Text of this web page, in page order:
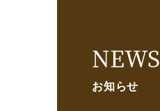
NEWS
お知らせ